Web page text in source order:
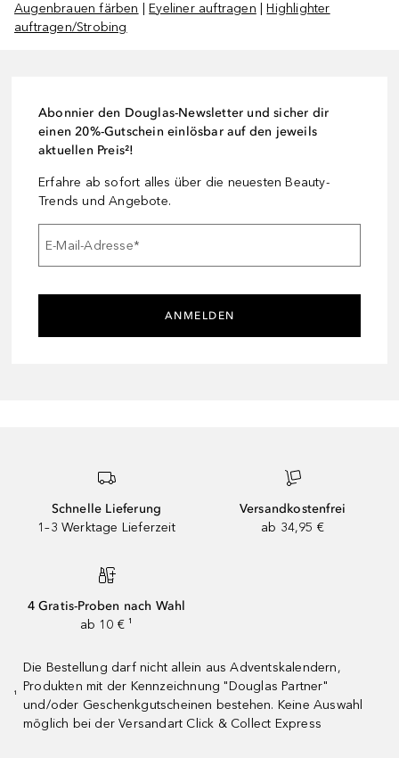
Augenbrauen färben |Eyeliner auftragen |Highlighter
auftragen/Strobing
Abonnier den Douglas-Newsletter und sicher dir
einen 20%-Gutschein einlösbar auf den jeweils
aktuellen Preis²!
Erfahre ab sofort alles über die neuesten Beauty-
Trends und Angebote.
E-Mail-Adresse*
ANMELDEN
Schnelle Lieferung
1–3 Werktage Lieferzeit
Versandkostenfrei
ab 34,95 €
4 Gratis-Proben nach Wahl
ab 10 € ¹
¹
Die Bestellung darf nicht allein aus Adventskalendern,
Produkten mit der Kennzeichnung "Douglas Partner"
und/oder Geschenkgutscheinen bestehen. Keine Auswahl
möglich bei der Versandart Click & Collect Express